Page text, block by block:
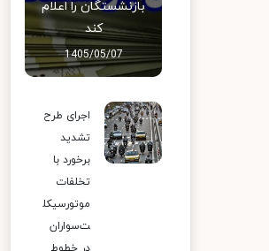
بازنشستگان را اعلام
کند
1405/05/07
اجرای طرح
تشدید
برخورد با
تخلفات
موتورسیکل
ت‌سواران